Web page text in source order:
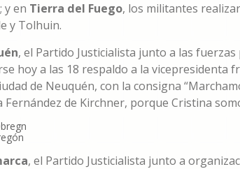
y en Tierra del Fuego, los militantes
y Tolhuin.
, el Partido Justicialista junto a las
hoy a las 18 respaldo a la vicepresidenta
de Neuquén, con la consigna
de Kirchner, porque Cristina
, el Partido Justicialista junto a